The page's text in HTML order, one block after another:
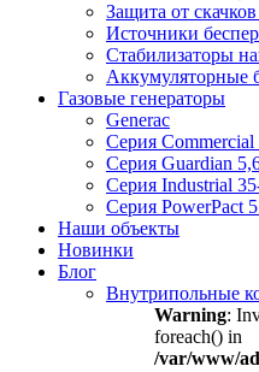
Защита от
Источники
Стабилизаторы
Аккумуляторные
Газовые генераторы
Generac
Серия
Серия Guardian
Серия Industrial
Серия PowerPact
Наши объекты
Новинки
Блог
Внутрипольные
Warning:
foreach() in
/var/www/